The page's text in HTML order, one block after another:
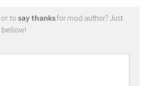
or to say thanksfor mod author? Just
bellow!